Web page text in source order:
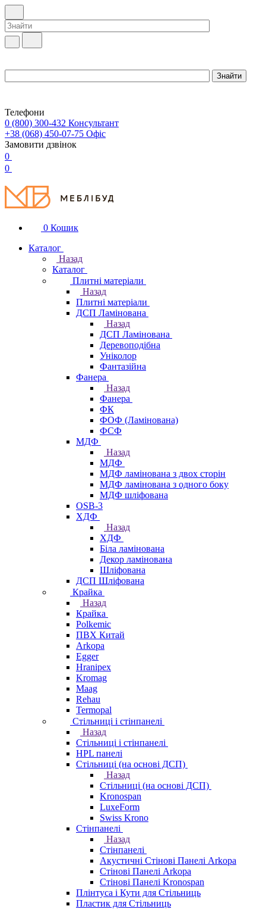
Телефони
0 (800) 300-432 Консультант
+38 (068) 450-07-75 Офіс
Замовити дзвінок
0
0
0 Кошик
Каталог
Назад
Каталог
Плитні матеріали
Назад
Плитні матеріали
ДСП Ламінована
Назад
ДСП Ламінована
Деревоподібна
Уніколор
Фантазійна
Фанера
Назад
Фанера
ФК
ФОФ (Ламінована)
ФСФ
МДФ
Назад
МДФ
МДФ ламінована з двох сторін
МДФ ламінована з одного боку
МДФ шліфована
OSB-3
ХДФ
Назад
ХДФ
Біла ламінована
Декор ламінована
Шліфована
ДСП Шліфована
Крайка
Назад
Крайка
Polkemic
ПВХ Китай
Arkopa
Egger
Hranipex
Kromag
Maag
Rehau
Termopal
Стільниці і стінпанелі
Назад
Стільниці і стінпанелі
HPL панелі
Стільниці (на основі ДСП)
Назад
Стільниці (на основі ДСП)
Kronospan
LuxeForm
Swiss Krono
Стінпанелі
Назад
Стінпанелі
Акустичні Стінові Панелі Аrkopa
Стінові Панелі Arkopa
Стінові Панелі Kronospan
Плінтуса і Кути для Стільниць
Пластик для Стільниць